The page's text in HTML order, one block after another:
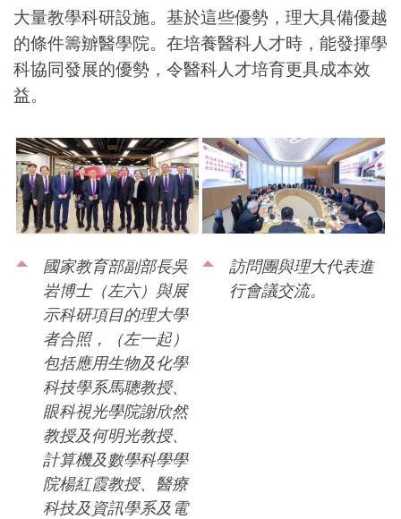
大量教學科研設施。基於這些優勢，理大具備優越
的條件籌辧醫學院。在培養醫科人才時，能發揮學
科協同發展的優勢，令醫科人才培育更具成本效
益。
國家教育部副部長吳
岩博士（左六）與展
示科研項目的理大學
者合照，（左一起）
包括應用生物及化學
科技學系馬聰教授、
眼科視光學院謝欣然
教授及何明光教授、
計算機及數學科學學
院楊紅霞教授、醫療
科技及資訊學系及電
訪問團與理大代表進
行會議交流。